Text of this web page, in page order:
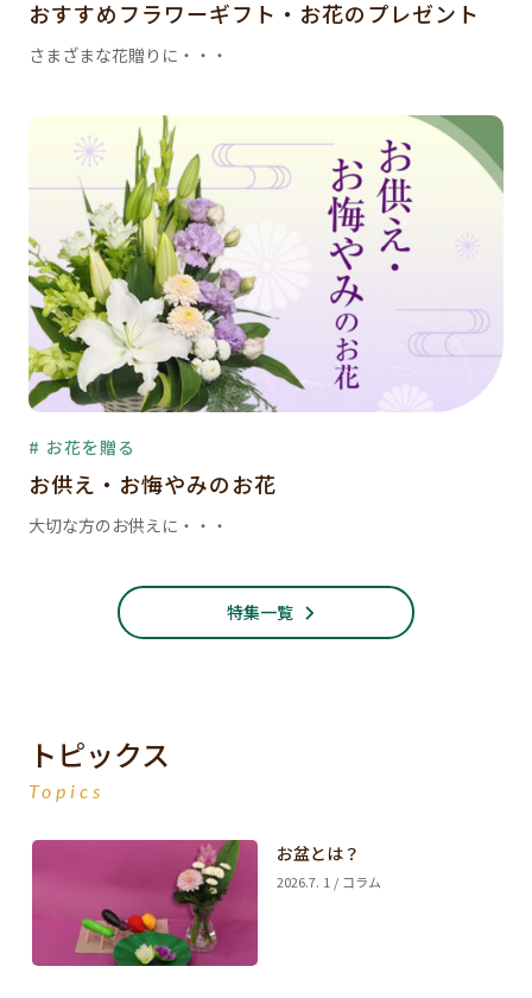
おすすめフラワーギフト・お花のプレゼント
さまざまな花贈りに・・・
# お花を贈る
お供え・お悔やみのお花
大切な方のお供えに・・・
特集一覧
トピックス
Topics
お盆とは？
2026.7. 1 / コラム